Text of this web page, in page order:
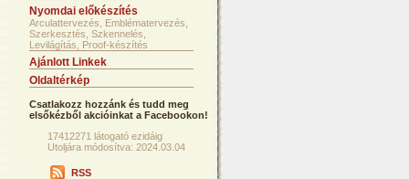
Nyomdai előkészítés
Arculattervezés, Emblématervezés,
Szerkesztés, Szkennelés,
Levilágítás, Proof-készítés
Ajánlott Linkek
Oldaltérkép
Csatlakozz hozzánk és tudd meg
elsőkézből akcióinkat a Facebookon!
17412271 látogató ezidáig
Utoljára módosítva: 2024.03.04
RSS